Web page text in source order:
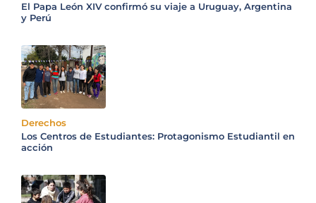
El Papa León XIV confirmó su viaje a Uruguay, Argentina
y Perú
Derechos
Los Centros de Estudiantes: Protagonismo Estudiantil en
acción